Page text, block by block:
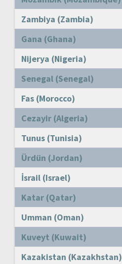
Zambiya (Zambia)
Gana (Ghana)
Nijerya (Nigeria)
Senegal (Senegal)
Fas (Morocco)
Cezayir (Algeria)
Tunus (Tunisia)
Ürdün (Jordan)
İsrail (Israel)
Katar (Qatar)
Umman (Oman)
Kuveyt (Kuwait)
Kazakistan (Kazakhstan)